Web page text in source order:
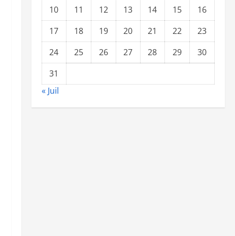
10
11 12 13 14 15
16
17
18 19 20 21 22
23
24
25 26 27 28 29
30
31
« Juil